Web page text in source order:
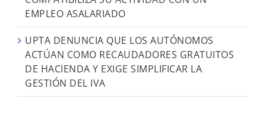
EMPLEO ASALARIADO
UPTA DENUNCIA QUE LOS AUTÓNOMOS
ACTÚAN COMO RECAUDADORES GRATUITOS
DE HACIENDA Y EXIGE SIMPLIFICAR LA
GESTIÓN DEL IVA